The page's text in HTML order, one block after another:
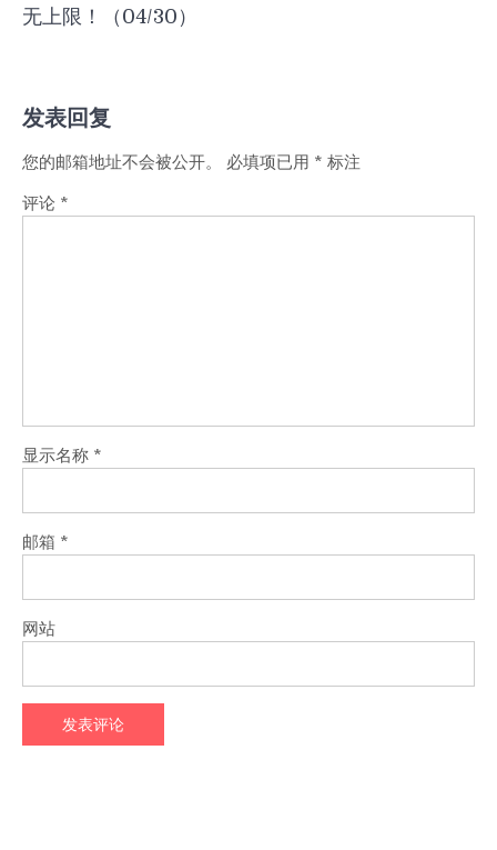
航
无上限！（04/30）
发表回复
您的邮箱地址不会被公开。 必填项已用 * 标注
评论 *
显示名称 *
邮箱 *
网站